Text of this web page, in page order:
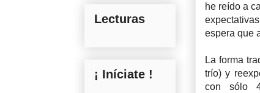
he reído a
espera que
La forma
trío) y
con sólo
Lecturas
¡ Iníciate !